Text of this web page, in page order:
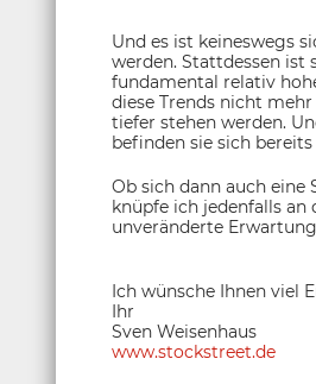
Und es ist keineswegs
werden. Stattdessen ist
fundamental relativ
diese Trends nicht
tiefer stehen werden.
befinden sie sich
Ob sich dann auch eine
knüpfe ich jedenfalls
unveränderte
Ich wünsche Ihnen viel
Ihr
Sven Weisenhaus
www.stockstreet.de